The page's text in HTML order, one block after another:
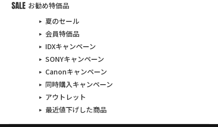
お勧め特価品
夏のセール
会員特価品
IDXキャンペーン
SONYキャンペーン
Canonキャンペーン
同時購入キャンペーン
アウトレット
最近値下げした商品